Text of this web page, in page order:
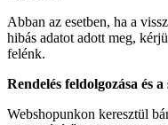
Abban az esetben, ha a
hibás adatot adott meg,
felénk.
Rendelés feldolgozása és
Webshopunkon keresztül